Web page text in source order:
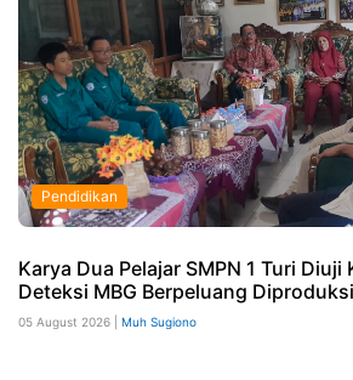
Pendidikan
Karya Dua Pelajar SMPN 1 Turi Diuji
Deteksi MBG Berpeluang
05 August 2026 | Muh Sugiono